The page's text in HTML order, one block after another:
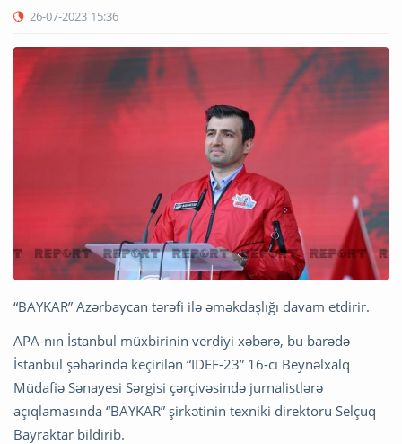
26-07-2023 15:36
“BAYKAR” Azərbaycan tərəfi ilə əməkdaşlığı davam etdirir.
APA-nın İstanbul müxbirinin verdiyi xəbərə, bu barədə
İstanbul şəhərində keçirilən “IDEF-23” 16-cı Beynəlxalq
Müdafiə Sənayesi Sərgisi çərçivəsində jurnalistlərə
açıqlamasında “BAYKAR” şirkətinin texniki direktoru Selçuq
Bayraktar bildirib.